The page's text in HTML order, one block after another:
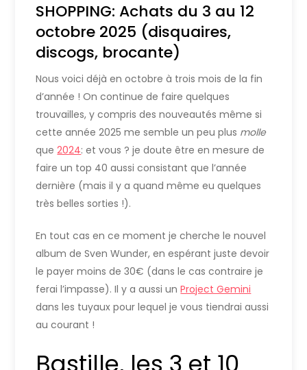
SHOPPING: Achats du 3 au 12
octobre 2025 (disquaires,
discogs, brocante)
Nous voici déjà en octobre à trois mois de la fin
d’année ! On continue de faire quelques
trouvailles, y compris des nouveautés même si
cette année 2025 me semble un peu plus molle
que2024: et vous ? je doute être en mesure de
faire un top 40 aussi consistant que l’année
dernière (mais il y a quand même eu quelques
très belles sorties !).
En tout cas en ce moment je cherche le nouvel
album de Sven Wunder, en espérant juste devoir
le payer moins de 30€ (dans le cas contraire je
ferai l’impasse). Il y a aussi unProject Gemini
dans les tuyaux pour lequel je vous tiendrai aussi
au courant !